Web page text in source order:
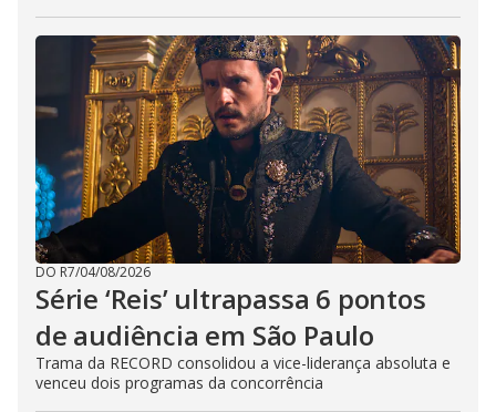
DO R7/04/08/2026
Série ‘Reis’ ultrapassa 6 pontos
de audiência em São Paulo
Trama da RECORD consolidou a vice-liderança absoluta e
venceu dois programas da concorrência